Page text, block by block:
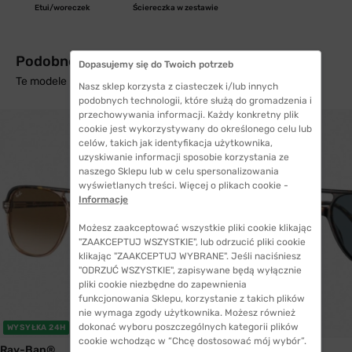
Etui/woreczek Ściereczka w zestawie
Podobne produkty z wysyłką w 24h
Te modele mogą Cię zainteresować
WYSYŁKA 24H WYSYŁKA 24H
Dopasujemy się do Twoich potrzeb
Nasz sklep korzysta z ciasteczek i/lub innych
podobnych technologii, które służą do gromadzenia i
przechowywania informacji. Każdy konkretny plik
cookie jest wykorzystywany do określonego celu lub
celów, takich jak identyfikacja użytkownika,
uzyskiwanie informacji sposobie korzystania ze
naszego Sklepu lub w celu spersonalizowania
wyświetlanych treści. Więcej o plikach cookie -
Informacje
Możesz zaakceptować wszystkie pliki cookie klikając
"ZAAKCEPTUJ WSZYSTKIE", lub odrzucić pliki cookie
klikając "ZAAKCEPTUJ WYBRANE". Jeśli naciśniesz
"ODRZUĆ WSZYSTKIE", zapisywane będą wyłącznie
pliki cookie niezbędne do zapewnienia
funkcjonowania Sklepu, korzystanie z takich plików
nie wymaga zgody użytkownika. Możesz również
dokonać wyboru poszczególnych kategorii plików
cookie wchodząc w “Chcę dostosować mój wybór”.